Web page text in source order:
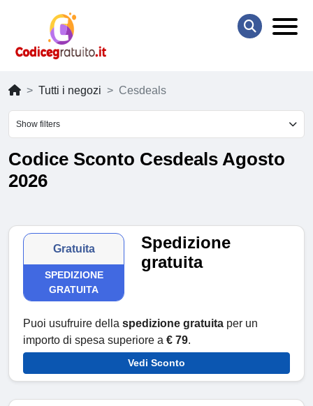
Tutti i negozi Cesdeals
Show filters
Codice Sconto Cesdeals Agosto
2026
Gratuita
SPEDIZIONE
GRATUITA
Spedizione
gratuita
Puoi usufruire della spedizione gratuita per un
importo di spesa superiore a € 79.
Vedi Sconto